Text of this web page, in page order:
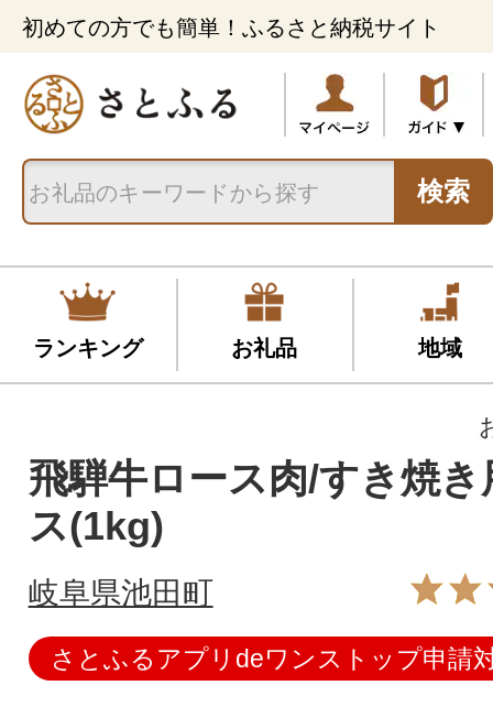
初めての方でも簡単！ふるさと納税サイト
検索
ランキング お礼品 地域
飛騨牛ロース肉/すき焼
ス(1kg)
岐阜県池田町
さとふるアプリdeワンストップ申請